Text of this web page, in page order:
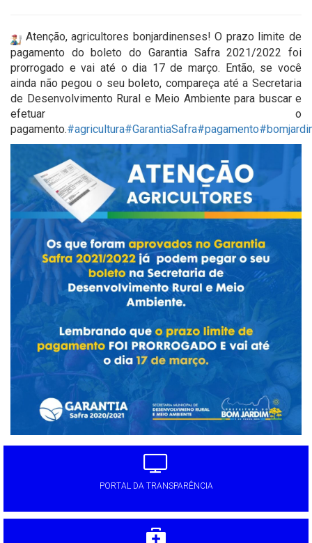
Atenção, agricultores bonjardinenses! O prazo limite de
pagamento do boleto do Garantia Safra 2021/2022 foi
prorrogado e vai até o dia 17 de março. Então, se você
ainda não pegou o seu boleto, compareça até a Secretaria
de Desenvolvimento Rural e Meio Ambiente para buscar e
efetuar o
pagamento.#agricultura#GarantiaSafra#pagamento
PORTAL DA TRANSPARÊNCIA